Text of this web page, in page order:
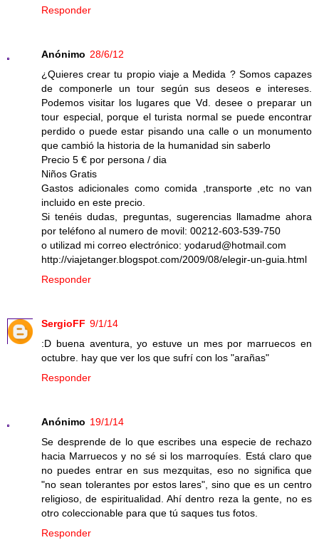
Responder
Anónimo 28/6/12
¿Quieres crear tu propio viaje a Medida ? Somos capazes
de componerle un tour según sus deseos e intereses.
Podemos visitar los lugares que Vd. desee o preparar un
tour especial, porque el turista normal se puede encontrar
perdido o puede estar pisando una calle o un monumento
que cambió la historia de la humanidad sin saberlo
Precio 5 € por persona / dia
Niños Gratis
Gastos adicionales como comida ,transporte ,etc no van
incluido en este precio.
Si tenéis dudas, preguntas, sugerencias llamadme ahora
por teléfono al numero de movil: 00212-603-539-750
o utilizad mi correo electrónico: yodarud@hotmail.com
http://viajetanger.blogspot.com/2009/08/elegir-un-guia.html
Responder
SergioFF 9/1/14
:D buena aventura, yo estuve un mes por marruecos en
octubre. hay que ver los que sufrí con los "arañas"
Responder
Anónimo 19/1/14
Se desprende de lo que escribes una especie de rechazo
hacia Marruecos y no sé si los marroquíes. Está claro que
no puedes entrar en sus mezquitas, eso no significa que
"no sean tolerantes por estos lares", sino que es un centro
religioso, de espiritualidad. Ahí dentro reza la gente, no es
otro coleccionable para que tú saques tus fotos.
Responder